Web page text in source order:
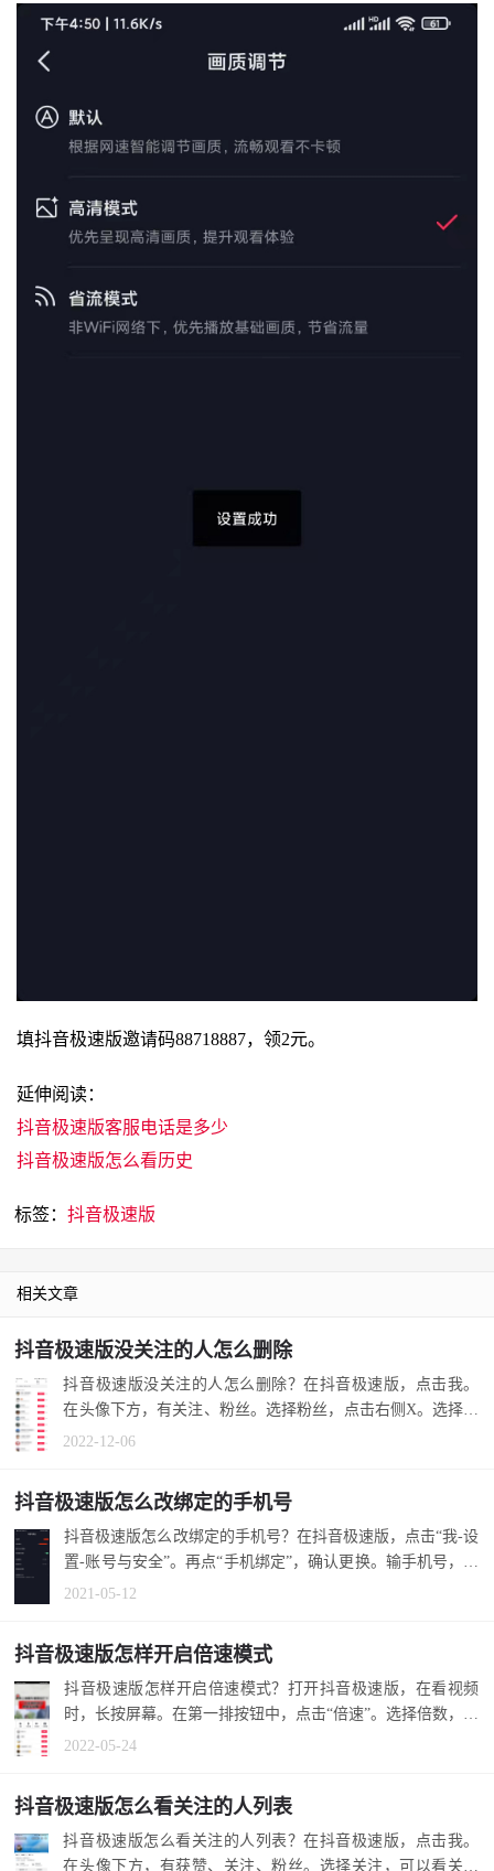
填抖音极速版邀请码88718887，领2元。
延伸阅读：
抖音极速版客服电话是多少
抖音极速版怎么看历史
标签：抖音极速版
相关文章
抖音极速版没关注的人怎么删除
抖音极速版没关注的人怎么删除？在抖音极速版，点击我。
在头像下方，有关注、粉丝。选择粉丝，点击右侧X。选择移
除，删除没关...
2022-12-06
抖音极速版怎么改绑定的手机号
抖音极速版怎么改绑定的手机号？在抖音极速版，点击“我-设
置-账号与安全”。再点“手机绑定”，确认更换。输手机号，下
一步。 1....
2021-05-12
抖音极速版怎样开启倍速模式
抖音极速版怎样开启倍速模式？打开抖音极速版，在看视频
时，长按屏幕。在第一排按钮中，点击“倍速”。选择倍数，开
启倍速模式...
2022-05-24
抖音极速版怎么看关注的人列表
抖音极速版怎么看关注的人列表？在抖音极速版，点击我。
在头像下方，有获赞、关注、粉丝。选择关注，可以看关注